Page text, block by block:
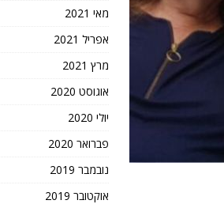
מאי 2021
אפריל 2021
מרץ 2021
אוגוסט 2020
יולי 2020
פברואר 2020
נובמבר 2019
אוקטובר 2019